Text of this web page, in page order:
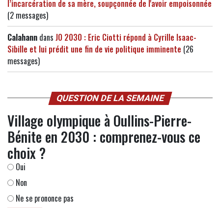
l’incarcération de sa mère, soupçonnée de l'avoir empoisonnée
(2 messages)
Calahann dans JO 2030 : Eric Ciotti répond à Cyrille Isaac-
Sibille et lui prédit une fin de vie politique imminente (26
messages)
QUESTION DE LA SEMAINE
Village olympique à Oullins-Pierre-
Bénite en 2030 : comprenez-vous ce
choix ?
Oui
Non
Ne se prononce pas